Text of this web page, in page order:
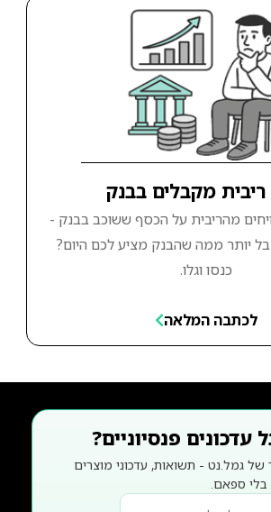
מקבלים בבנק
מהריבית על הכסף ששוכב בבנק -
יותר ממה שהבנק מציע לכם היום?
כנסו וגלו.
לכתבה המלאה
עדכונים פנסיוניים?
של גמל.נט - תשואות, עדכוני מוצרים
בלי ספאם.